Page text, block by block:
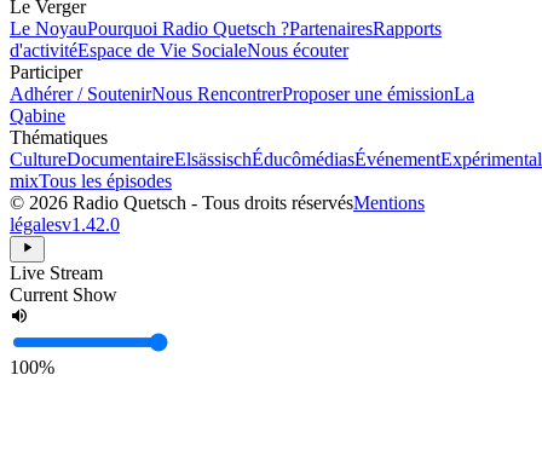
Le Verger
Le NoyauPourquoi Radio Quetsch ?PartenairesRapports
d'activitéEspace de Vie SocialeNous écouter
Participer
Adhérer / SoutenirNous RencontrerProposer une émissionLa
Qabine
Thématiques
CultureDocumentaireElsässischÉducômédiasÉvénementExpérimental
mixTous les épisodes
© 2026 Radio Quetsch - Tous droits réservésMentions
légalesv1.42.0
Live Stream
Current Show
100%